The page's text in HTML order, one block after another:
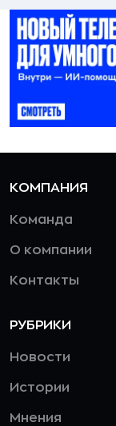
КОМПАНИЯ
Команда
О компании
Контакты
РУБРИКИ
Новости
Истории
Мнения